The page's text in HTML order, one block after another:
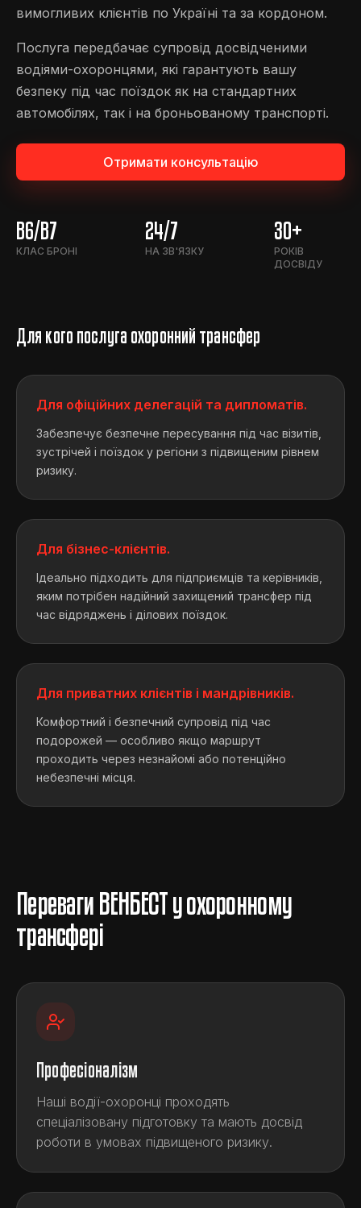
вимогливих клієнтів по Україні та за кордоном.
Послуга передбачає супровід досвідченими
водіями-охоронцями, які гарантують вашу
безпеку під час поїздок як на стандартних
автомобілях, так і на броньованому транспорті.
Отримати консультацію
B6/B7
КЛАС БРОНІ
24/7
НА ЗВ'ЯЗКУ
30+
РОКІВ
ДОСВІДУ
Для кого послуга охоронний трансфер
Для офіційних делегацій та дипломатів.
Забезпечує безпечне пересування під час візитів,
зустрічей і поїздок у регіони з підвищеним рівнем
ризику.
Для бізнес-клієнтів.
Ідеально підходить для підприємців та керівників,
яким потрібен надійний захищений трансфер під
час відряджень і ділових поїздок.
Для приватних клієнтів і мандрівників.
Комфортний і безпечний супровід під час
подорожей — особливо якщо маршрут
проходить через незнайомі або потенційно
небезпечні місця.
Переваги ВЕНБЕСТ у охоронному
трансфері
Професіоналізм
Наші водії-охоронці проходять
спеціалізовану підготовку та мають досвід
роботи в умовах підвищеного ризику.